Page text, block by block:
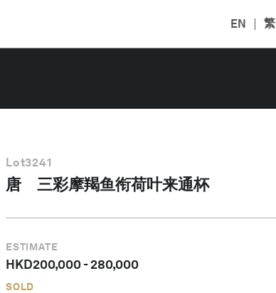
EN 繁
Lot3241
唐 三彩摩羯鱼衔荷叶来通杯
ESTIMATE
HKD200,000-280,000
SOLD